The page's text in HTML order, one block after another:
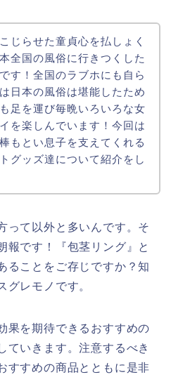
じらせた童貞心を払しょく
全国の風俗に行きつくした
す！全国のラブホにも自ら
日本の風俗は堪能したため
足を運び毎晩いろいろな女
を楽しんでいます！今回は
もとい息子を支えてくれる
グッズ達について紹介をし
って以外と多いんです。そ
報です！『包茎リング』と
ることをご存じですか？知
グレモノです。
果を期待できるおすすめの
ていきます。注意するべき
すすめの商品とともに是非